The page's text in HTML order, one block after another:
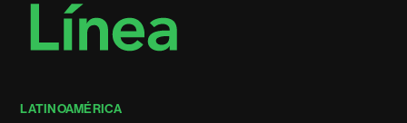
LATINOAMÉRICA